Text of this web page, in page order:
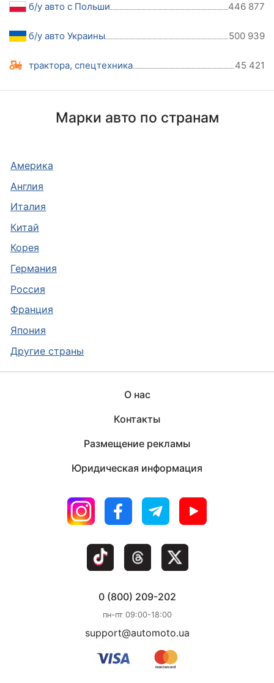
б/у авто с Польши 446 877
б/у авто Украины 500 939
трактора, спецтехника 45 421
Марки авто по странам
Америка
Англия
Италия
Китай
Корея
Германия
Россия
Франция
Япония
Другие страны
О нас
Контакты
Размещение рекламы
Юридическая информация
0 (800) 209-202
пн-пт 09:00-18:00
support@automoto.ua